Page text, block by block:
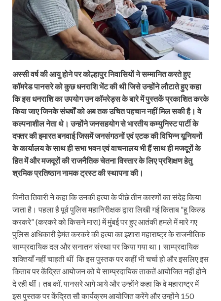
अस्सी वर्ष की आयु होने पर कोल्हापुर निवासियों ने सम्मानित करते हुए
कॉमरेड पानसरे को कुछ धनराशि भेंट की थी जिसे उन्होंने लौटाते हुए कहा
कि इस धनराशि का उपयोग उन कॉमरेड्स के बारे में पुस्तकें प्रकाशित करके
किया जाए जिनके संघर्षों को अब तक उचित पहचान नहीं मिल सकी है। वे
कल्पनाशील नेता थे। उन्होंने जनसहयोग से भारतीय कम्युनिस्ट पार्टी के
दफ्तर की इमारत बनवाई जिसमें जनसंगठनों एवं एटक की विभिन्न यूनियनों
के कार्यालय के साथ ही सभा भवन एवं वाचनालय भी हैं साथ ही मजदूरों के
हित में और मजदूरों की राजनैतिक चेतना विस्तार के लिए प्रशिक्षण हेतु
श्रमिक प्रतिष्ठान नामक ट्रस्ट की स्थापना की।
विनीत तिवारी ने कहा कि उनकी हत्या के पीछे तीन कारणों का संदेह किया
जाता है। पहला है पूर्व पुलिस महानिरीक्षक द्वारा लिखी गई किताब “हू किल्ड
करकरे” (करकरे को किसने मारा) में मुंबई पर हुए आतंकी हमले में मारे गए
पुलिस अधिकारी हेमंत करकरे की हत्या का इशारा महाराष्ट्र के राजनीतिक
साम्प्रदायिक दल और सनातन संस्था पर किया गया था। साम्प्रदायिक
शक्तियाँ नहीं चाहती थीं कि इस पुस्तक पर कहीं भी चर्चा हो और इसलिए इस
किताब पर केंद्रित आयोजन को ये साम्प्रदायिक ताकतें आयोजित नहीं होने
दे रही थीं। तब कॉ. पानसरे आगे आये और उन्होंने कहा कि वे महाराष्ट्र में
इस पुस्तक पर केंद्रित सौ कार्यक्रम आयोजित करेंगे और उन्होंने 150